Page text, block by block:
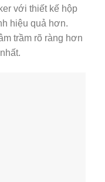
với thiết kế hộp
hiệu quả hơn.
trầm rõ ràng hơn